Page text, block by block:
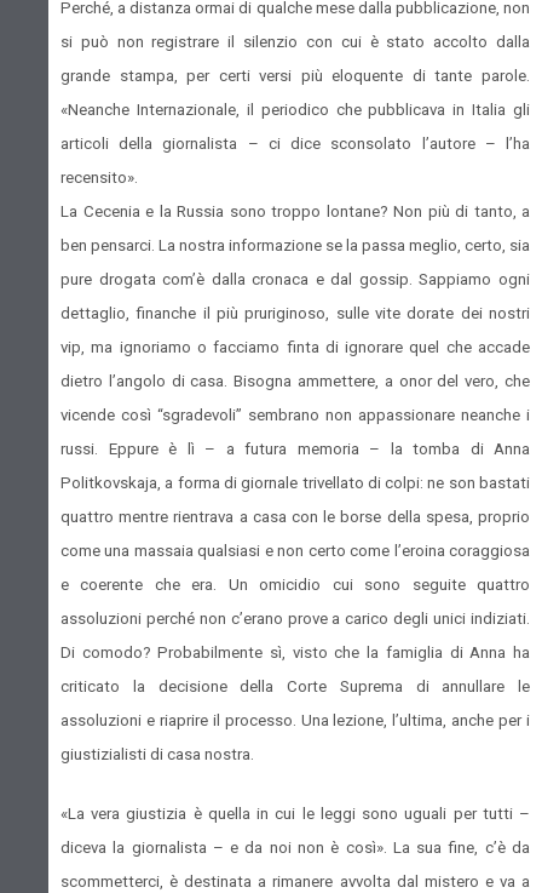
Perché, a distanza ormai di qualche mese dalla pubblicazione, non
si può non registrare il silenzio con cui è stato accolto dalla
grande stampa, per certi versi più eloquente di tante parole.
«Neanche Internazionale, il periodico che pubblicava in Italia gli
articoli della giornalista – ci dice sconsolato l’autore – l’ha
recensito».
La Cecenia e la Russia sono troppo lontane? Non più di tanto, a
ben pensarci. La nostra informazione se la passa meglio, certo, sia
pure drogata com’è dalla cronaca e dal gossip. Sappiamo ogni
dettaglio, finanche il più pruriginoso, sulle vite dorate dei nostri
vip, ma ignoriamo o facciamo finta di ignorare quel che accade
dietro l’angolo di casa. Bisogna ammettere, a onor del vero, che
vicende così “sgradevoli” sembrano non appassionare neanche i
russi. Eppure è lì – a futura memoria – la tomba di Anna
Politkovskaja, a forma di giornale trivellato di colpi: ne son bastati
quattro mentre rientrava a casa con le borse della spesa, proprio
come una massaia qualsiasi e non certo come l’eroina coraggiosa
e coerente che era. Un omicidio cui sono seguite quattro
assoluzioni perché non c’erano prove a carico degli unici indiziati.
Di comodo? Probabilmente sì, visto che la famiglia di Anna ha
criticato la decisione della Corte Suprema di annullare le
assoluzioni e riaprire il processo. Una lezione, l’ultima, anche per i
giustizialisti di casa nostra.
«La vera giustizia è quella in cui le leggi sono uguali per tutti –
diceva la giornalista – e da noi non è così». La sua fine, c’è da
scommetterci, è destinata a rimanere avvolta dal mistero e va a